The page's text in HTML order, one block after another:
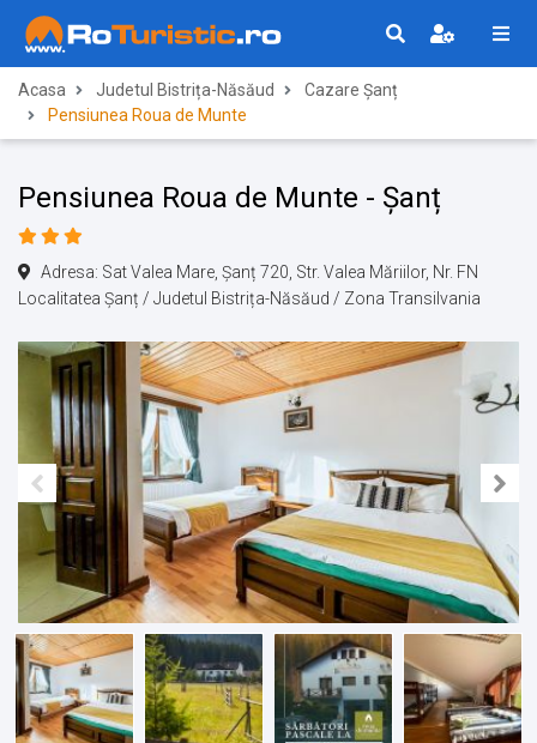
Acasa Judetul Bistrița-Năsăud
Cazare Șanț
Pensiunea Roua de Munte
Pensiunea Roua de Munte - Șanț
Adresa: Sat Valea Mare, Șanț 720, Str. Valea Măriilor, Nr. FN
Localitatea Șanț / Judetul Bistrița-Năsăud / Zona Transilvania